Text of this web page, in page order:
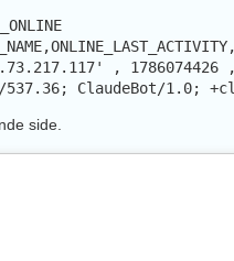
,
537.36; ClaudeBot/
side.